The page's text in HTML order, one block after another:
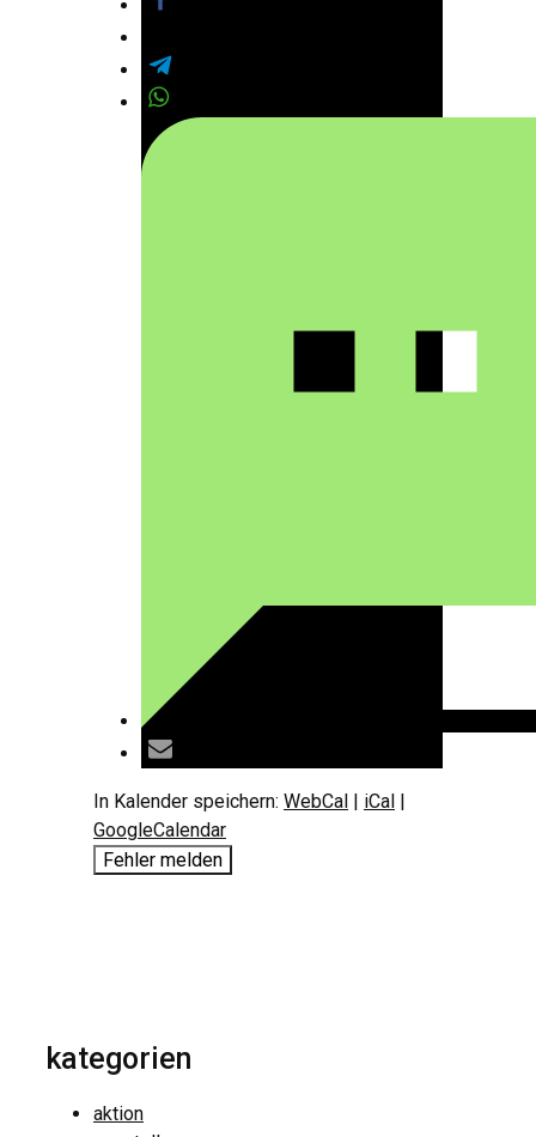
In Kalender speichern: WebCal | iCal |
GoogleCalendar
Fehler melden
kategorien
aktion